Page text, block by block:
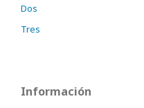
Dos
Tres
Información